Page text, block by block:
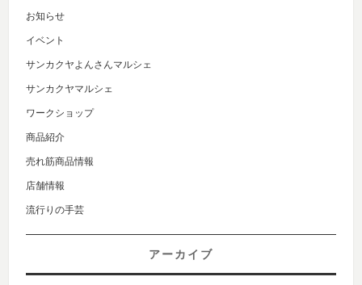
お知らせ
イベント
サンカクヤよんさんマルシェ
サンカクヤマルシェ
ワークショップ
商品紹介
売れ筋商品情報
店舗情報
流行りの手芸
アーカイブ